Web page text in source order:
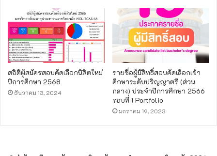
สถิติผู้สมัครสอบคัดเลือกนิสิตใหม่
ปีการศึกษา 2568
ธันวาคม 13, 2024
รายชื่อผู้มีสิทธิ์สอบคัดเลือกเข้า
ศึกษาระดับปริญญาตรี (ส่วน
กลาง) ประจำปีการศึกษา 2566
รอบที่ 1 Portfolio
มกราคม 19, 2023